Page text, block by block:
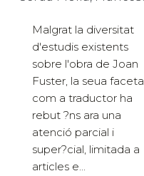
Malgrat la diversitat
d'estudis existents
sobre l'obra de Joan
Fuster, la seua faceta
com a traductor ha
rebut ?ns ara una
atenció parcial i
super?cial, limitada a
articles e...